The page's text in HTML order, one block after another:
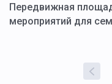
Передвижная
мероприятий для